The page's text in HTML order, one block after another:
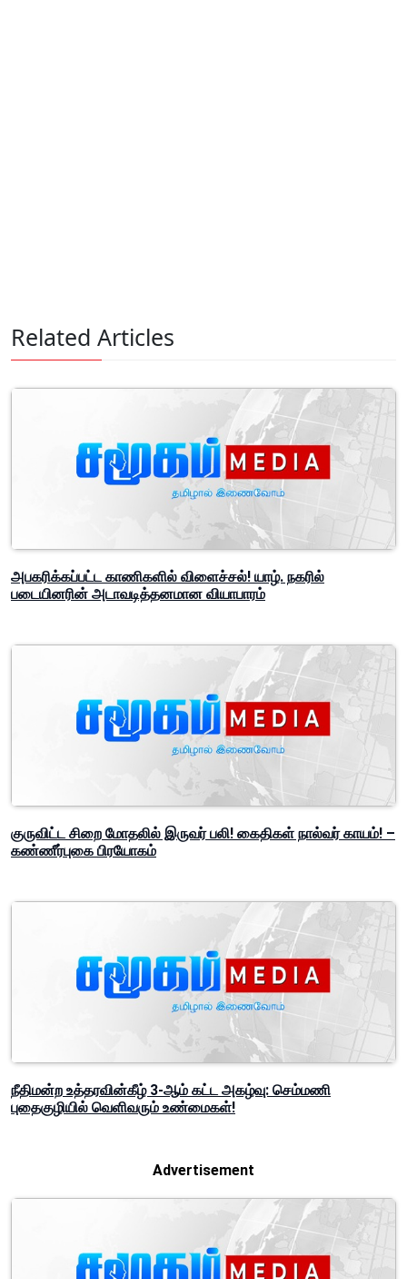
Related Articles
அபகரிக்கப்பட்ட காணிகளில் விளைச்சல்! யாழ். நகரில்
படையினரின் அடாவடித்தனமான வியாபாரம்
குருவிட்ட சிறை மோதலில் இருவர் பலி! கைதிகள் நால்வர் காயம்! –
கண்ணீர்புகை பிரயோகம்
நீதிமன்ற உத்தரவின்கீழ் 3-ஆம் கட்ட அகழ்வு: செம்மணி
புதைகுழியில் வெளிவரும் உண்மைகள்!
Advertisement